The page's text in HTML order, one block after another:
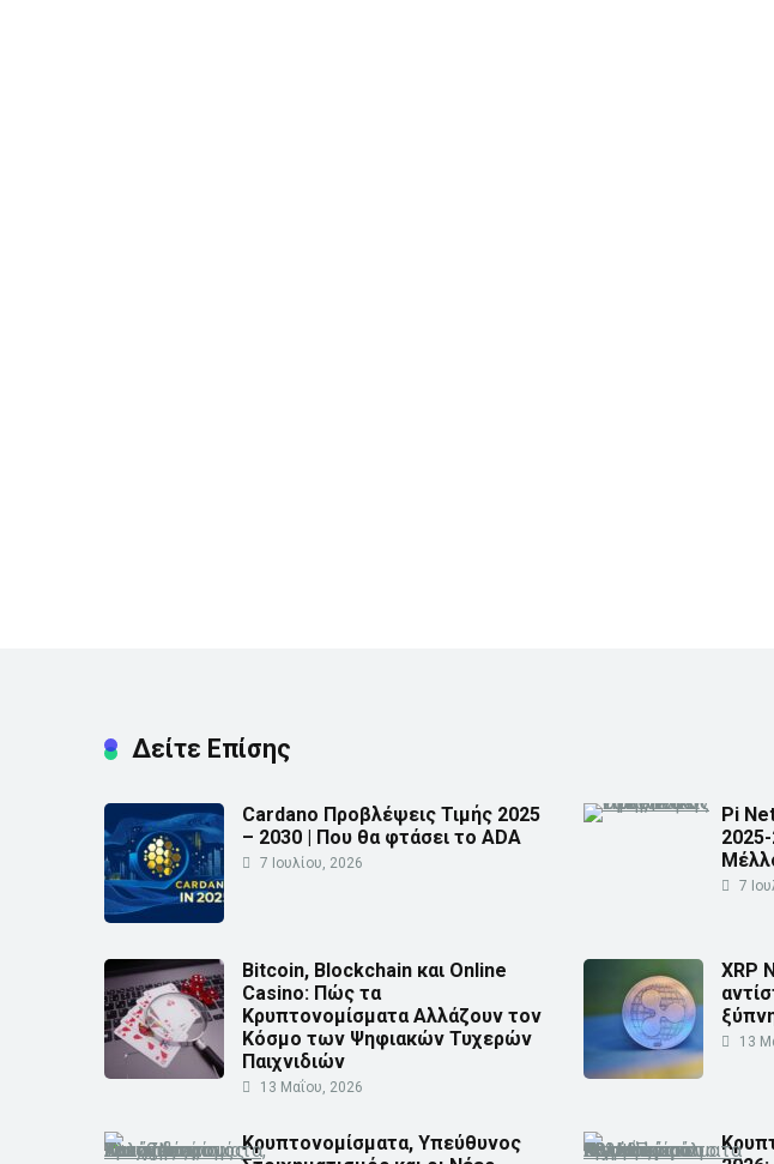
Δείτε Επίσης
Cardano Προβλέψεις Τιμής 2025
– 2030 | Που θα φτάσει το ADA
7 Ιουλίου, 2026
Pi
7
Bitcoin, Blockchain και Online
Casino: Πώς τα
Κρυπτονομίσματα Αλλάζουν τον
Κόσμο των Ψηφιακών Τυχερών
Παιχνιδιών
13 Μαΐου, 2026
XRP
13
Κρυπτονομίσματα, Υπεύθυνος